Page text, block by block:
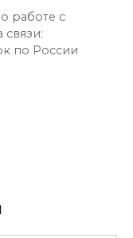
работе с
связи:
по России